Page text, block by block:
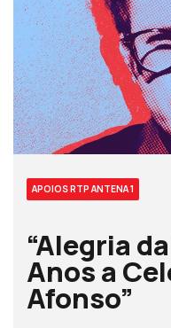
APOIOS RTP ANTENA 1
“Alegria
Anos a
Afonso”